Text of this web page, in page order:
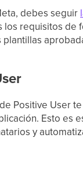
debes seguir
requisitos de
Positive User
Esto es
y